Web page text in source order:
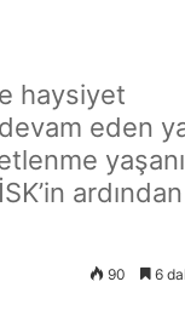
haysiyet
eden
90 6